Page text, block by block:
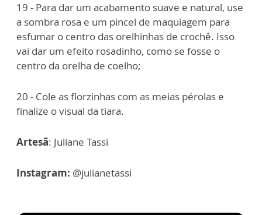
19 - Para dar um acabamento suave e natural, use
a sombra rosa e um pincel de maquiagem para
esfumar o centro das orelhinhas de crochê. Isso
vai dar um efeito rosadinho, como se fosse o
centro da orelha de coelho;
20 - Cole as florzinhas com as meias pérolas e
finalize o visual da tiara.
Artesã: Juliane Tassi
Instagram: @julianetassi